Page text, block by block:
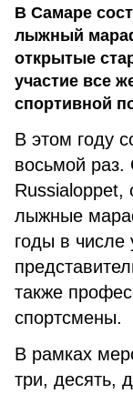
В Самаре
лыжный
открытые
участие все
спортивной
В этом году
восьмой
лыжные
годы в числе
также
спортсмены.
В рамках
три, десять,